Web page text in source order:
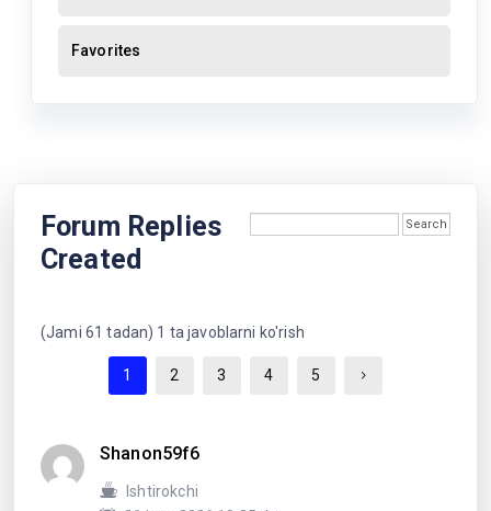
Favorites
Forum Replies
Created
(Jami 61 tadan) 1 ta javoblarni ko'rish
1 2 3 4 5
Shanon59f6
Ishtirokchi